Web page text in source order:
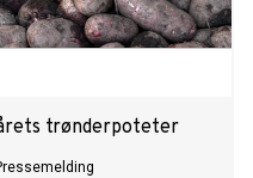
trønderpoteter